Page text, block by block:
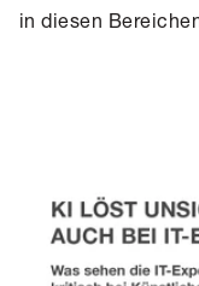
in diesen